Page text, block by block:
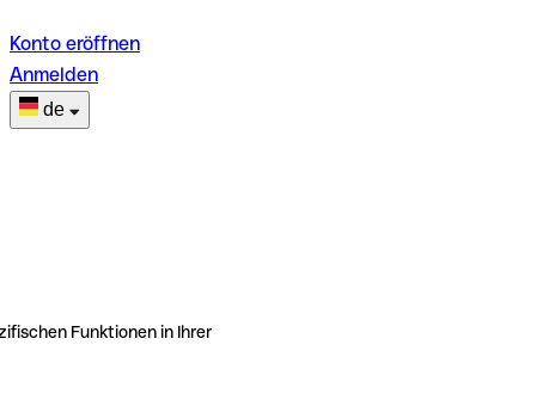
Konto eröffnen
Anmelden
de
Funktionen in Ihrer